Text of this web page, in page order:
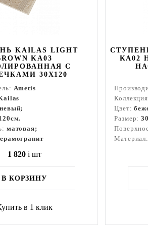
KAILAS LIGHT
KA03
С
30X120
Ametis
матовая;
1 820 i шт
В КОРЗИНУ
в 1 клик
KA02
Цвет:
Размер: